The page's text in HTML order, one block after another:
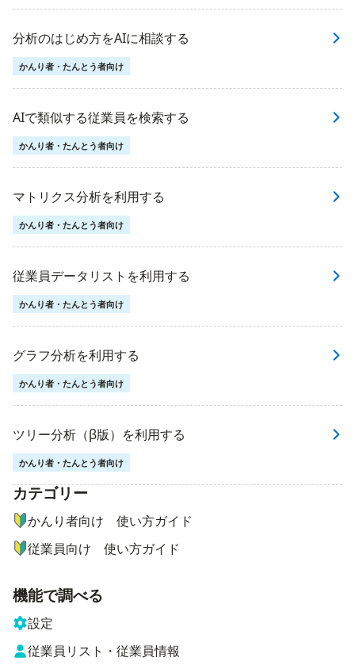
分析のはじめ方をAIに相談する
かんり者・たんとう者向け
AIで類似する従業員を検索する
かんり者・たんとう者向け
マトリクス分析を利用する
かんり者・たんとう者向け
従業員データリストを利用する
かんり者・たんとう者向け
グラフ分析を利用する
かんり者・たんとう者向け
ツリー分析（β版）を利用する
かんり者・たんとう者向け
ナビゲーションメニュー
カテゴリー
かんり者向け 使い方ガイド
従業員向け 使い方ガイド
機能で調べる
設定
従業員リスト・従業員情報